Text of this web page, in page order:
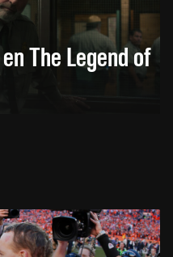
The Legend of